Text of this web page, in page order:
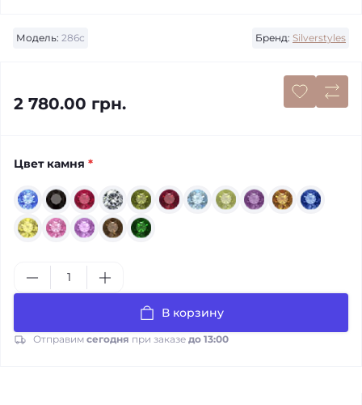
Модель: 286с Бренд: Silverstyles
2 780.00 грн.
Цвет камня *
В корзину
Отправим сегодня при заказе до 13:00